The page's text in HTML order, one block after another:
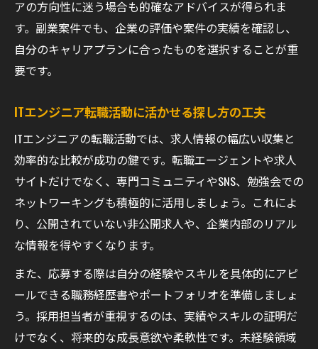
アの方向性に迷う場合も的確なアドバイスが得られま
す。副業案件でも、企業の評価や案件の実績を確認し、
自分のキャリアプランに合ったものを選択することが重
要です。
ITエンジニア転職活動に活かせる探し方の工夫
ITエンジニアの転職活動では、求人情報の幅広い収集と
効率的な比較が成功の鍵です。転職エージェントや求人
サイトだけでなく、専門コミュニティやSNS、勉強会での
ネットワーキングも積極的に活用しましょう。これによ
り、公開されていない非公開求人や、企業内部のリアル
な情報を得やすくなります。
また、応募する際は自分の経験やスキルを具体的にアピ
ールできる職務経歴書やポートフォリオを準備しましょ
う。採用担当者が重視するのは、実績やスキルの証明だ
けでなく、将来的な成長意欲や柔軟性です。未経験領域